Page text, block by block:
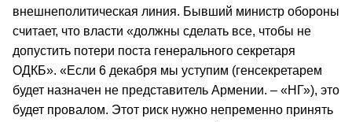
внешнеполитическая линия. Бывший министр обороны
считает, что власти «должны сделать все, чтобы не
допустить потери поста генерального секретаря
ОДКБ». «Если 6 декабря мы уступим (генсекретарем
будет назначен не представитель Армении. – «НГ»), это
будет провалом. Этот риск нужно непременно принять